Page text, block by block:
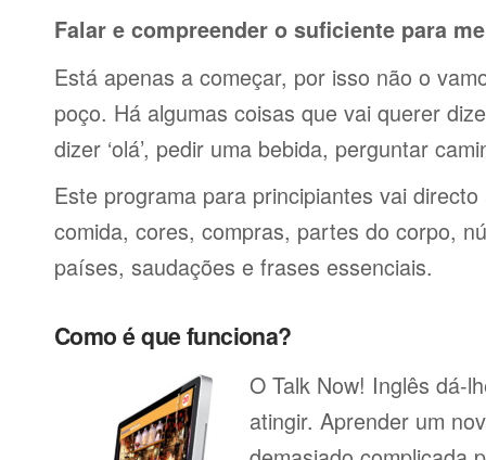
Falar e compreender o suficiente para
Está apenas a começar, por isso não o
poço. Há algumas coisas que vai querer
dizer ‘olá’, pedir uma bebida, perguntar
Este programa para principiantes vai
comida, cores, compras, partes do corpo,
países, saudações e frases essenciais.
Como é que funciona?
O Talk Now! Inglês dá-
atingir. Aprender um